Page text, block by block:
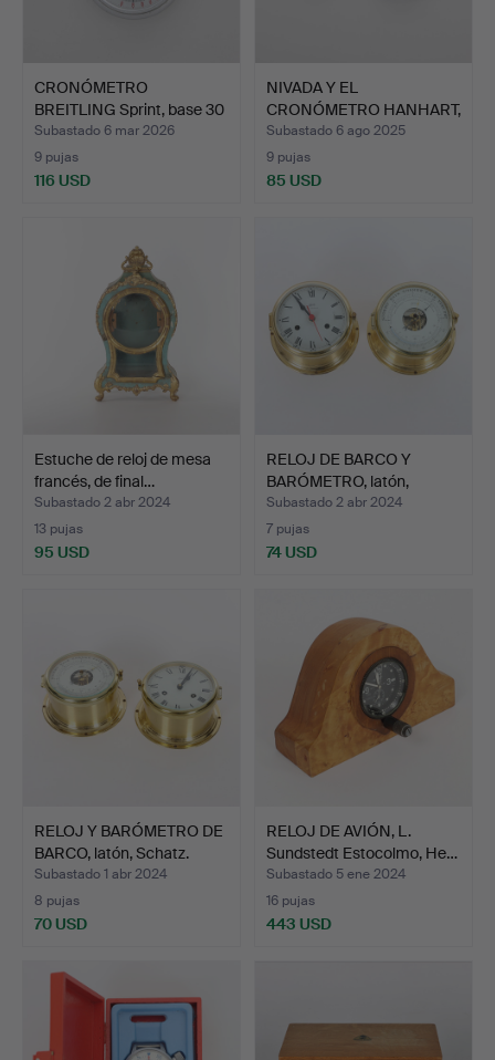
CRONÓMETRO
BREITLING Sprint, base 30
pulsa…
Subastado 6 mar 2026
9 pujas
116 USD
NIVADA Y EL
CRONÓMETRO HANHART,
DÉCADA DE …
Subastado 6 ago 2025
9 pujas
85 USD
Estuche de reloj de mesa
francés, de final…
Subastado 2 abr 2024
13 pujas
95 USD
RELOJ DE BARCO Y
BARÓMETRO, latón,
Schatz …
Subastado 2 abr 2024
7 pujas
74 USD
RELOJ Y BARÓMETRO DE
BARCO, latón, Schatz.
Subastado 1 abr 2024
8 pujas
70 USD
RELOJ DE AVIÓN, L.
Sundstedt Estocolmo, He…
Subastado 5 ene 2024
16 pujas
443 USD